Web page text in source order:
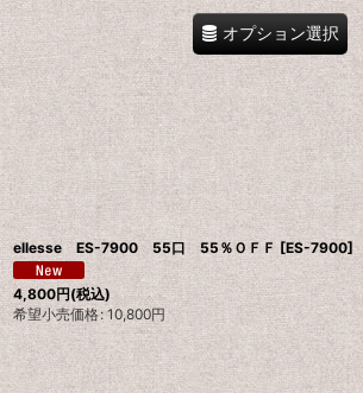
オプション選択
ellesse ES-7900 55口 55％ＯＦＦ [ES-7900]
4,800円(税込)
希望小売価格: 10,800円